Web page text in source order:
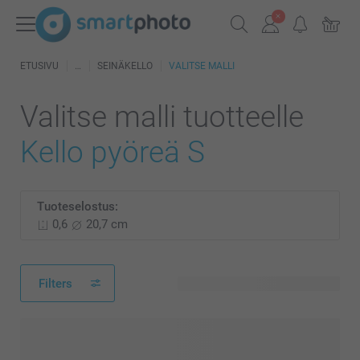
ETUSIVU SEINÄKELLO VALITSE MALLI
Valitse malli tuotteelle
Kello pyöreä S
Tuoteselostus:
0,6
20,7 cm
Filters